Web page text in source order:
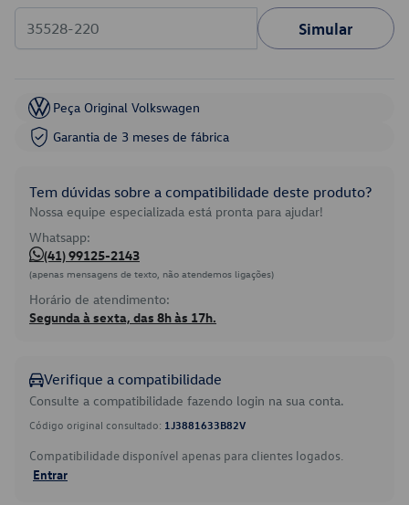
Simular
Peça Original Volkswagen
Garantia de 3 meses de fábrica
Tem dúvidas sobre a compatibilidade deste produto?
Nossa equipe especializada está pronta para ajudar!
Whatsapp:
(41) 99125-2143
(apenas mensagens de texto, não atendemos ligações)
Horário de atendimento:
Segunda à sexta, das 8h às 17h.
Verifique a compatibilidade
Consulte a compatibilidade fazendo login na sua conta.
Código original consultado: 1J3881633B82V
Compatibilidade disponível apenas para clientes logados.
Entrar